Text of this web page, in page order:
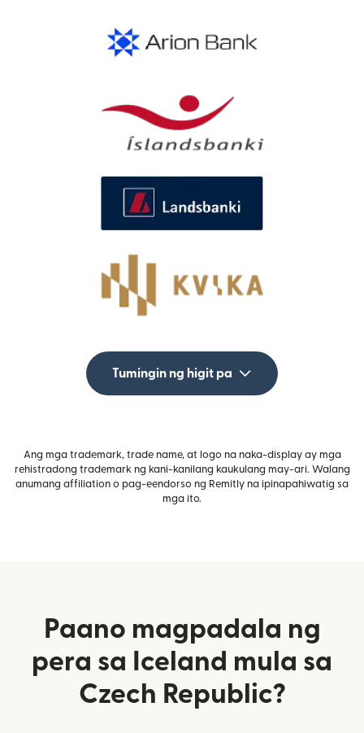
Tumingin ng higit pa
Ang mga trademark, trade name, at logo na naka-display ay mga
rehistradong trademark ng kani-kanilang kaukulang may-ari. Walang
anumang affiliation o pag-eendorso ng Remitly na ipinapahiwatig sa
mga ito.
Paano magpadala ng
pera sa Iceland mula sa
Czech Republic?